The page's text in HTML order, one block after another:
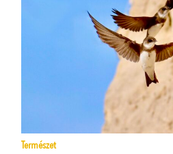
Természet